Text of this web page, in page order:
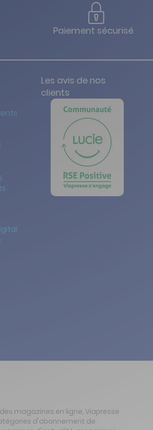
Paiement sécurisé
Les avis de nos
clients
magazines en ligne, Viapresse
d'abonnement de